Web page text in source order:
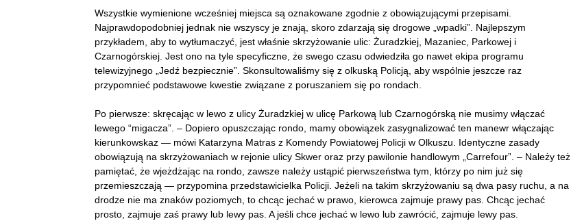
Wszystkie wymienione wcześniej miejsca są oznakowane zgodnie z obowiązującymi przepisami.
Najprawdopodobniej jednak nie wszyscy je znają, skoro zdarzają się drogowe „wpadki”. Najlepszym
przykładem, aby to wytłumaczyć, jest właśnie skrzyżowanie ulic: Żuradzkiej, Mazaniec, Parkowej i
Czarnogórskiej. Jest ono na tyle specyficzne, że swego czasu odwiedziła go nawet ekipa programu
telewizyjnego „Jedź bezpiecznie”. Skonsultowaliśmy się z olkuską Policją, aby wspólnie jeszcze raz
przypomnieć podstawowe kwestie związane z poruszaniem się po rondach.
Po pierwsze: skręcając w lewo z ulicy Żuradzkiej w ulicę Parkową lub Czarnogórską nie musimy włączać
lewego “migacza”. – Dopiero opuszczając rondo, mamy obowiązek zasygnalizować ten manewr włączając
kierunkowskaz — mówi Katarzyna Matras z Komendy Powiatowej Policji w Olkuszu. Identyczne zasady
obowiązują na skrzyżowaniach w rejonie ulicy Skwer oraz przy pawilonie handlowym „Carrefour”. – Należy też
pamiętać, że wjeżdżając na rondo, zawsze należy ustąpić pierwszeństwa tym, którzy po nim już się
przemieszczają — przypomina przedstawicielka Policji. Jeżeli na takim skrzyżowaniu są dwa pasy ruchu, a na
drodze nie ma znaków poziomych, to chcąc jechać w prawo, kierowca zajmuje prawy pas. Chcąc jechać
prosto, zajmuje zaś prawy lub lewy pas. A jeśli chce jechać w lewo lub zawrócić, zajmuje lewy pas.